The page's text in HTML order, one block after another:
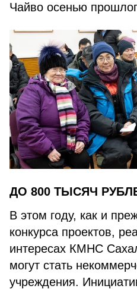
Чайво осенью
ДО 800 ТЫСЯЧ
В этом году, как и
конкурса проектов,
интересах КМНС
могут стать
учреждения.